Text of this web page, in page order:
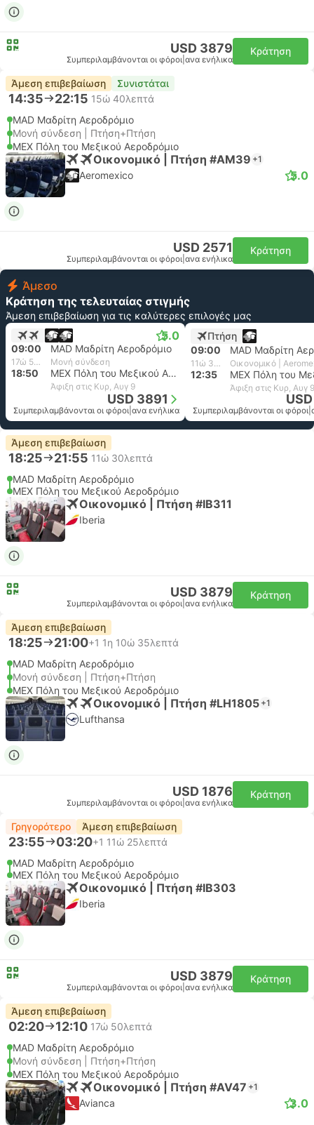
USD 3879
Συμπεριλαμβάνονται οι φόροι ανα ενήλικα
Κράτηση
Άμεση επιβεβαίωση Συνιστάται
14:35 22:15 15ώ 40λεπτά
MAD Μαδρίτη Αεροδρόμιο
Μονή σύνδεση | Πτήση+Πτήση
MEX Πόλη του Μεξικού Αεροδρόμιο
Οικονομικό | Πτήση #AM39 +1
Aeromexico 5.0
USD 2571
Συμπεριλαμβάνονται οι φόροι ανα ενήλικα
Κράτηση
Άμεσο
Κράτηση της τελευταίας στιγμής
Άμεση επιβεβαίωση για τις καλύτερες επιλογές μας
5.0
09:00 MAD Μαδρίτη Αεροδρόμιο
17ώ 50λεπτά Μονή σύνδεση
18:50 MEX Πόλη του Μεξικού Αεροδρόμιο
Άφιξη στις Κυρ, Αυγ 9
USD 3891
Συμπεριλαμβάνονται οι φόροι ανα ενήλικα
Πτήση
09:00
MAD Μαδρίτη
11ώ 35λεπτά Οικονομικό |
12:35
Άφιξη στις Κυρ, Αυγ 9
Συμπεριλαμβάνονται οι φόροι
Άμεση επιβεβαίωση
18:25 21:55 11ώ 30λεπτά
MAD Μαδρίτη Αεροδρόμιο
MEX Πόλη του Μεξικού Αεροδρόμιο
Οικονομικό | Πτήση #IB311
Iberia
USD 3879
Συμπεριλαμβάνονται οι φόροι ανα ενήλικα
Κράτηση
Άμεση επιβεβαίωση
18:25 21:00+1 1η 10ώ 35λεπτά
MAD Μαδρίτη Αεροδρόμιο
Μονή σύνδεση | Πτήση+Πτήση
MEX Πόλη του Μεξικού Αεροδρόμιο
Οικονομικό | Πτήση #LH1805 +1
Lufthansa
USD 1876
Συμπεριλαμβάνονται οι φόροι ανα ενήλικα
Κράτηση
Γρηγορότερο Άμεση επιβεβαίωση
23:55 03:20+1 11ώ 25λεπτά
MAD Μαδρίτη Αεροδρόμιο
MEX Πόλη του Μεξικού Αεροδρόμιο
Οικονομικό | Πτήση #IB303
Iberia
USD 3879
Συμπεριλαμβάνονται οι φόροι ανα ενήλικα
Κράτηση
Άμεση επιβεβαίωση
02:20 12:10 17ώ 50λεπτά
MAD Μαδρίτη Αεροδρόμιο
Μονή σύνδεση | Πτήση+Πτήση
MEX Πόλη του Μεξικού Αεροδρόμιο
Οικονομικό | Πτήση #AV47 +1
Avianca 3.0